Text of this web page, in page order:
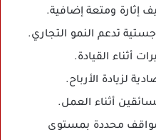
إثارة ومتعة إضافية.
تدعم النمو التجاري.
أثناء القيادة.
لزيادة الأرباح.
أثناء العمل.
محددة بمستوى